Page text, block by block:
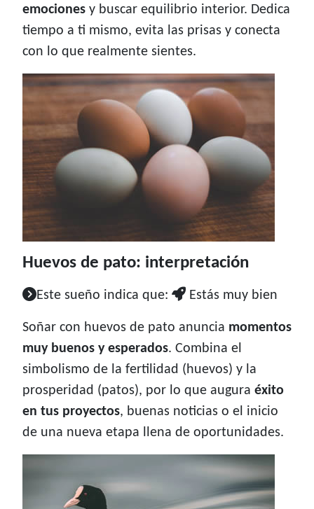
emociones y buscar equilibrio interior. Dedica
tiempo a ti mismo, evita las prisas y conecta
con lo que realmente sientes.
Huevos de pato: interpretación
Este sueño indica que: Estás muy bien
Soñar con huevos de pato anuncia momentos
muy buenos y esperados. Combina el
simbolismo de la fertilidad (huevos) y la
prosperidad (patos), por lo que augura éxito
en tus proyectos, buenas noticias o el inicio
de una nueva etapa llena de oportunidades.